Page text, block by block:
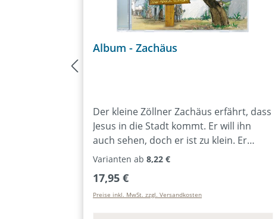
Album - Zachäus
Der kleine Zöllner Zachäus erfährt, dass
Jesus in die Stadt kommt. Er will ihn
auch sehen, doch er ist zu klein. Er
klettert deshalb auf einen
bittet ihn vom Baum herunter und lädt
sich gleich selber zum Essen bei
Varianten ab 8,22 €
Regulärer Preis:
17,95 €
Preise inkl. MwSt. zzgl. Versandkosten